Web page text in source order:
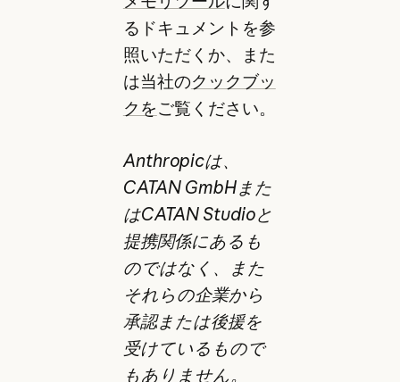
るドキュメントを参
照いただくか、また
は当社のクックブッ
クをご覧ください。
Anthropicは、
CATAN GmbHまた
はCATAN Studioと
提携関係にあるも
のではなく、また
それらの企業から
承認または後援を
受けているもので
もありません。